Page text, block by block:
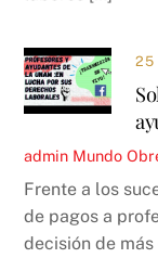
25
admin Mundo
Frente a los
de pagos a
decisión de